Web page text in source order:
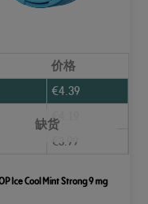
价格
€4.39
€4.19
€ 3.99
缺货
Ice Cool Mint Strong 9 mg